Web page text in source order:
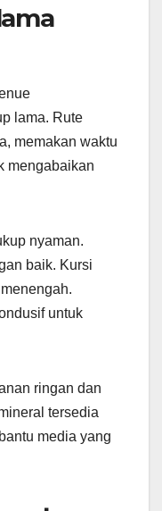
lama. Rute
memakan waktu
mengabaikan
nyaman.
baik. Kursi
untuk
ringan dan
tersedia
media yang